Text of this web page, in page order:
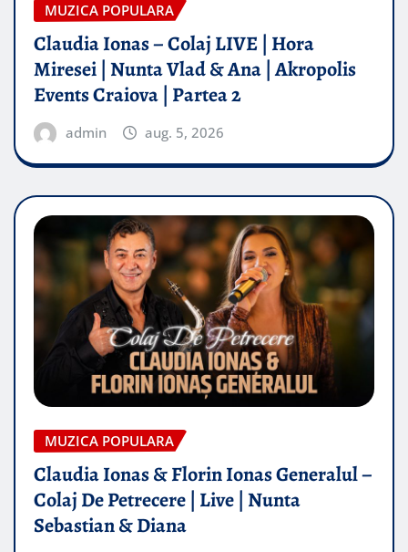
MUZICA POPULARA
Claudia Ionas – Colaj LIVE | Hora
Miresei | Nunta Vlad & Ana | Akropolis
Events Craiova | Partea 2
admin aug. 5, 2026
MUZICA POPULARA
Claudia Ionas & Florin Ionas Generalul –
Colaj De Petrecere | Live | Nunta
Sebastian & Diana